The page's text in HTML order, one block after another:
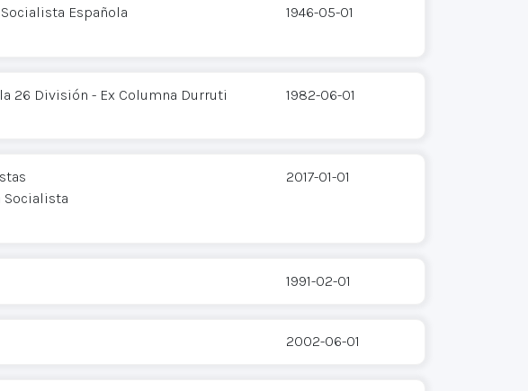
Española 1946-05-01
26 División - Ex Columna Durruti 1982-06-01
Socialista
2017-01-01
1991-02-01
2002-06-01